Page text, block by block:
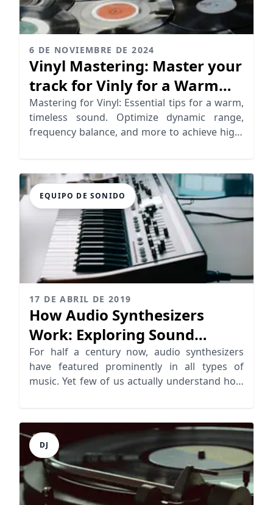
6 DE NOVIEMBRE DE 2024
Vinyl Mastering: Master your
track for Vinly for a Warm
Analog Sound
Mastering for Vinyl: Essential tips for a warm,
timeless sound. Optimize dynamic range,
frequency balance, and more to achieve high-
EQUIPO DE SONIDO
17 DE ABRIL DE 2019
How Audio Synthesizers
Work: Exploring Sound
Synthesis
For half a century now, audio synthesizers
have featured prominently in all types of
music. Yet few of us actually understand how
DJ